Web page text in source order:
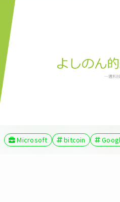
Microsoft bitcoin